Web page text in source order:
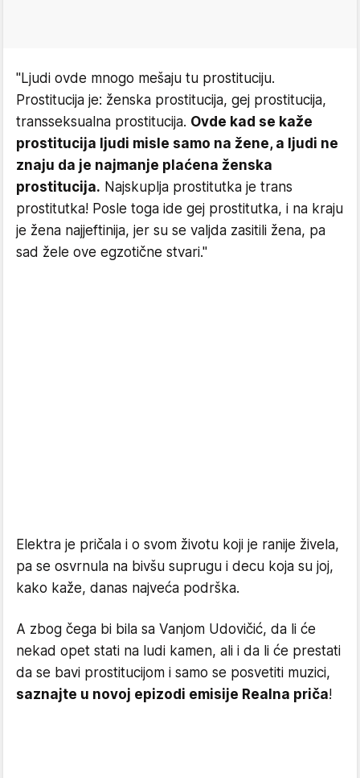
"Ljudi ovde mnogo mešaju tu prostituciju.
Prostitucija je: ženska prostitucija, gej prostitucija,
transseksualna prostitucija. Ovde kad se kaže
prostitucija ljudi misle samo na žene, a ljudi ne
znaju da je najmanje plaćena ženska
prostitucija. Najskuplja prostitutka je trans
prostitutka! Posle toga ide gej prostitutka, i na kraju
je žena najjeftinija, jer su se valjda zasitili žena, pa
sad žele ove egzotične stvari."
Elektra je pričala i o svom životu koji je ranije živela,
pa se osvrnula na bivšu suprugu i decu koja su joj,
kako kaže, danas najveća podrška.
A zbog čega bi bila sa Vanjom Udovičić, da li će
nekad opet stati na ludi kamen, ali i da li će prestati
da se bavi prostitucijom i samo se posvetiti muzici,
saznajte u novoj epizodi emisije Realna priča!